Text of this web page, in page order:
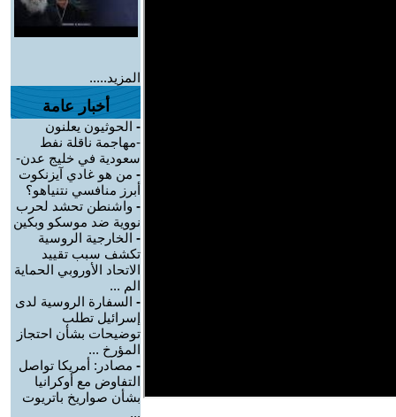
المزيد.....
أخبار عامة
- الحوثيون يعلنون
-مهاجمة ناقلة نفط
سعودية في خليج عدن-
- من هو غادي آيزنكوت
أبرز منافسي نتنياهو؟
- واشنطن تحشد لحرب
نووية ضد موسكو وبكين
- الخارجية الروسية
تكشف سبب تقييد
الاتحاد الأوروبي الحماية
الم ...
- السفارة الروسية لدى
إسرائيل تطلب
توضيحات بشأن احتجاز
المؤرخ ...
- مصادر: أمريكا تواصل
التفاوض مع أوكرانيا
بشأن صواريخ باتريوت
...